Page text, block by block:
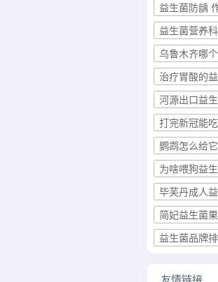
益生菌防龋
益生菌营养
乌鲁木齐哪
治疗胃酸的
河源出口益
打完新冠能
鹦鹉怎么给
为啥喂狗益
毕芙丹成人
简妃益生菌
益生菌品牌